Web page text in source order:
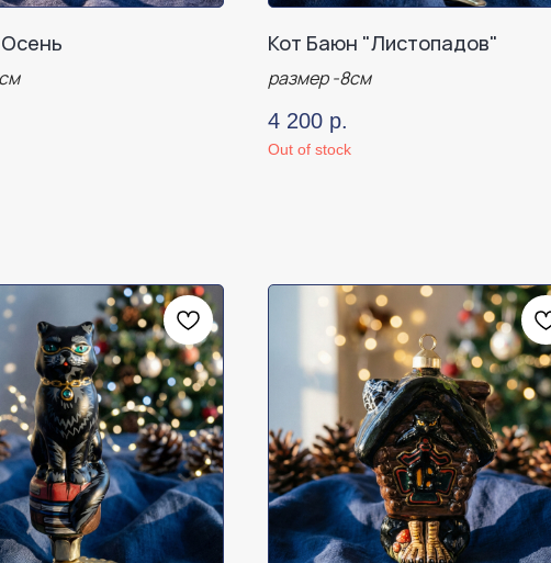
Кот Баюн "Листопадов"
размер -8см
4 200 р.
Out of stock